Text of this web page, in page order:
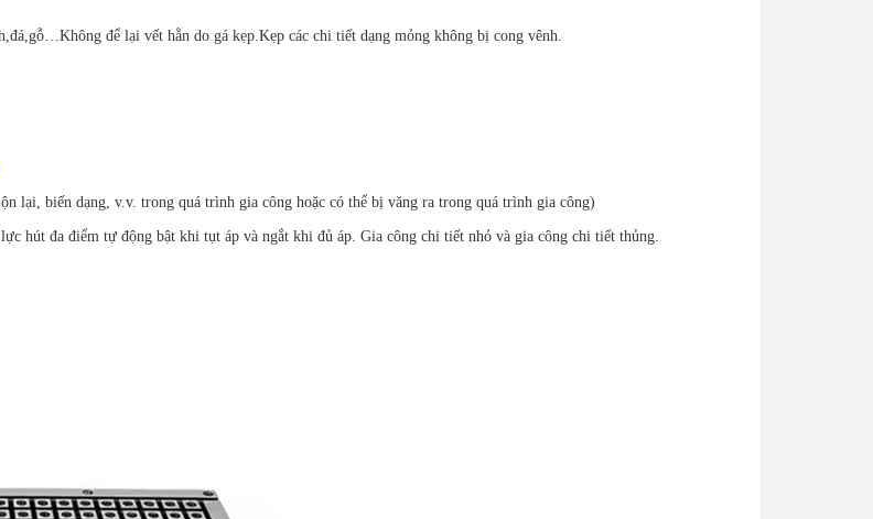
để lại vết hằn do gá kẹp.Kẹp các chi tiết dạng mỏng không bị cong vênh.
lại, biến dạng, v.v. trong quá trình gia công hoặc có thể bị văng ra trong quá trình gia công)
hút đa điểm tự động bật khi tụt áp và ngắt khi đủ áp. Gia công chi tiết nhỏ và gia công chi tiết thủng.